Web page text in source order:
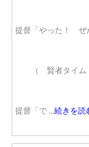
提督「やった！ ぜ
（ 賢者タイム
提督「で ...続きを読